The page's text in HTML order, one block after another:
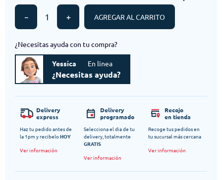
＋
－ AGREGAR AL CARRITO
¿Necesitas ayuda con tu compra?
Yessica En linea
¿Necesitas ayuda?
Delivery
express
Haz tu pedido antes de
la 1pm y recibeloHOY
Ver información
Delivery
programado
Selecciona el dia de tu
delivery, totalmente
GRATIS
Ver información
Recojo
en tienda
Recoge tus pedidos en
tu sucursal más cercana
Ver información